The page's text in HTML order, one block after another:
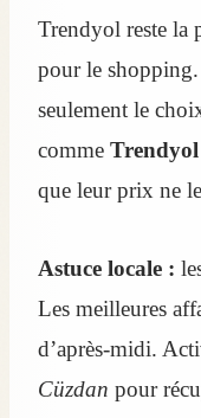
Trendyol reste la
pour le
seulement le
comme
que leur prix ne
Astuce locale :
Les meilleures
d’après‑midi.
Cüzdan pour